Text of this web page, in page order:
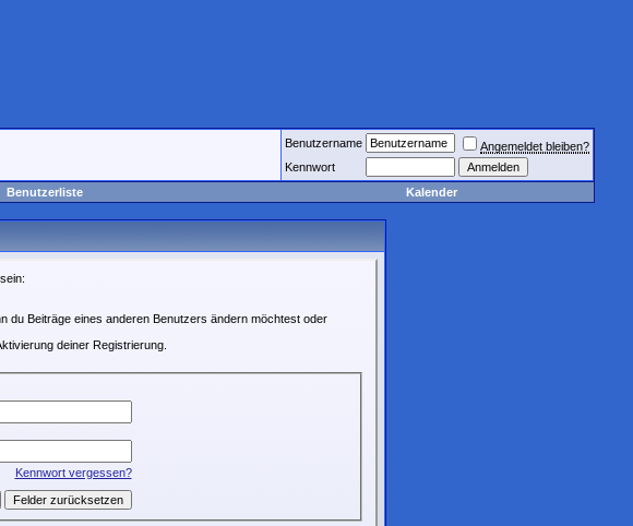
Benutzername
Angemeldet bleiben?
Kennwort
Benutzerliste Kalender
du Beiträge eines anderen Benutzers ändern möchtest oder
deiner Registrierung.
Kennwort vergessen?